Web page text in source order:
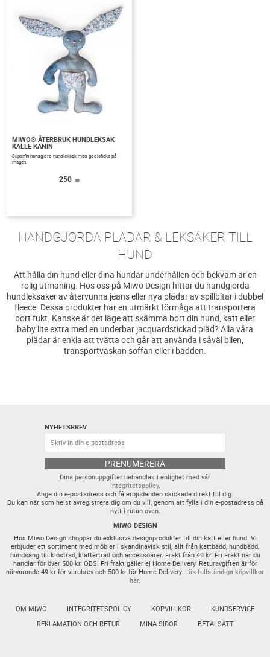
MIWO® ÅTERBRUK HUNDLEKSAK
KALLE KANIN
Superfin handgjord hundleksak med godisficka på
magen.
250 KR
HANDGJORDA PLÄDAR & LEKSAKER TILL
HUND
Att hålla din hund eller dina hundar underhållen och bekväm är en
rolig utmaning. Hos oss på Miwo Design hittar du handgjorda
hundleksaker av återvunna jeans eller nya plädar av spillbitar i dubbel
fleece. Dessa produkter har en utmärkt förmåga att transportera
bort fukt. Kanske är det läge att skämma bort din hund, katt eller
baby lite extra med en underbar jacquardstickad pläd? Alla våra
plädar är enkla att tvätta och går att använda i såväl bilen,
transportväskan soffan eller i bädden.
NYHETSBREV
PRENUMERERA
Dina personuppgifter behandlas i enlighet med vår
integritetspolicy.
Ange din e-postadress och få erbjudanden skickade direkt till dig.
Du kan när som helst avregistrera dig om du vill, genom att fylla i din e-postadress på
nytt i rutan ovan.
MIWO DESIGN
Hos Miwo Design shoppar du exklusiva designprodukter till din katt eller hund. Vi
erbjuder ett sortiment med möbler i skandinavisk stil, allt från kattbädd, hundbädd,
hundsäng till klösträd, klätterträd och accessoarer. Frakt från 49 kr. Fri Frakt när du
handlar för över 500 kr. OBS! Fri frakt gäller ej Home Delivery. Returavgiften är för
närvarande 49 kr för varubrev och 500 kr för Home Delivery. Läs fullständiga köpvillkor
här.
OM MIWO INTEGRITETSPOLICY KÖPVILLKOR
KUNDSERVICE
REKLAMATION OCH RETUR
MINA SIDOR BETALSÄTT